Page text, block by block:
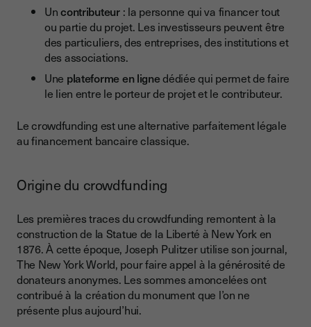
Les arnaques au financement participatif
Comment mettre en place un crowdfunding ?
Comment bien choisir sa plateforme de crowdfunding ?
La spécialité de la plateforme
La communauté de la plateforme
Le mode de fonctionnement de la plateforme
Les autres conditions possibles
L’ergonomie du site
L’accompagnement proposé par la plateforme
Exemples de plateformes de crowdfunding
Le crowdfunding est-il imposable ?
Crowdfunding, ce qu’il faut retenir
Uncontributeur: la personne qui va financer tout
ou partie du projet. Les investisseurs peuvent être
des particuliers, des entreprises, des institutions et
des associations.
Une plateforme en lignedédiée qui permet de faire
le lien entre le porteur de projet et le contributeur.
Le crowdfunding est une alternative parfaitement légale
au financement bancaire classique.
Origine du crowdfunding
Les premières traces du crowdfunding remontent à la
construction de la Statue de la Liberté à New York en
1876. À cette époque, Joseph Pulitzer utilise son journal,
The New York World, pour faire appel à la générosité de
donateurs anonymes. Les sommes amoncelées ont
contribué à la création du monument que l’on ne
présente plus aujourd’hui.